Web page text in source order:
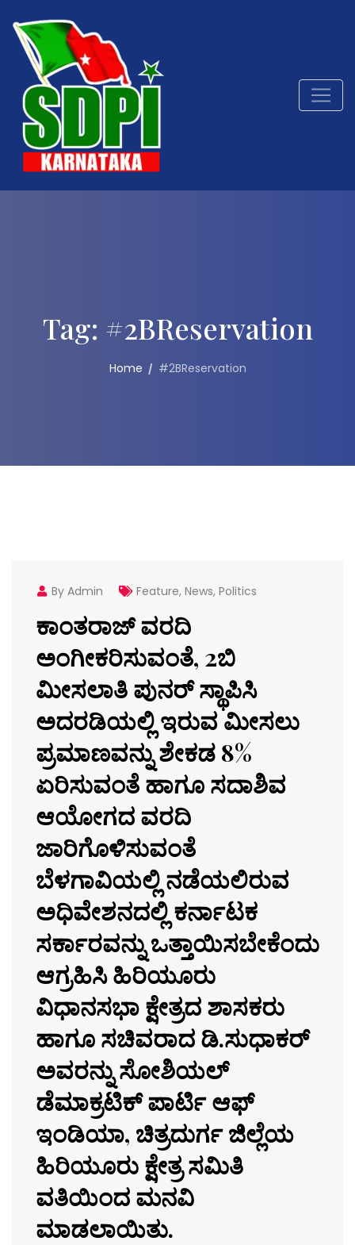
Tag: #2BReservation
Home #2BReservation
By Admin Feature, News, Politics
ಕಾಂತರಾಜ್ ವರದಿ
ಅಂಗೀಕರಿಸುವಂತೆ, 2ಬಿ
ಮೀಸಲಾತಿ ಪುನರ್ ಸ್ಥಾಪಿಸಿ
ಅದರಡಿಯಲ್ಲಿ ಇರುವ ಮೀಸಲು
ಪ್ರಮಾಣವನ್ನು ಶೇಕಡ 8%
ಏರಿಸುವಂತೆ ಹಾಗೂ ಸದಾಶಿವ
ಆಯೋಗದ ವರದಿ
ಜಾರಿಗೊಳಿಸುವಂತೆ
ಬೆಳಗಾವಿಯಲ್ಲಿ ನಡೆಯಲಿರುವ
ಅಧಿವೇಶನದಲ್ಲಿ ಕರ್ನಾಟಕ
ಸರ್ಕಾರವನ್ನು ಒತ್ತಾಯಿಸಬೇಕೆಂದು
ಆಗ್ರಹಿಸಿ ಹಿರಿಯೂರು
ವಿಧಾನಸಭಾ ಕ್ಷೇತ್ರದ ಶಾಸಕರು
ಹಾಗೂ ಸಚಿವರಾದ ಡಿ.ಸುಧಾಕ‌ರ್
ಅವರನ್ನು ಸೋಶಿಯಲ್
ಡೆಮಾಕ್ರಟಿಕ್ ಪಾರ್ಟಿ ಆಫ್
ಇಂಡಿಯಾ, ಚಿತ್ರದುರ್ಗ ಜಿಲ್ಲೆಯ
ಹಿರಿಯೂರು ಕ್ಷೇತ್ರ ಸಮಿತಿ
ವತಿಯಿಂದ ಮನವಿ
ಮಾಡಲಾಯಿತು.